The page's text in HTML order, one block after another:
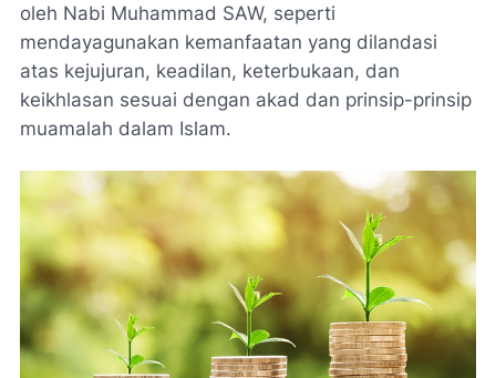
oleh Nabi Muhammad SAW, seperti
mendayagunakan kemanfaatan yang dilandasi
atas kejujuran, keadilan, keterbukaan, dan
keikhlasan sesuai dengan akad dan prinsip-prinsip
muamalah dalam Islam.